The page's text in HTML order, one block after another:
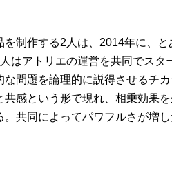
を制作する2人は、2014年に、
はアトリエの運営を共同でス
な問題を論理的に説得させるチ
共感という形で現れ、相乗効果
。共同によってパワフルさが増